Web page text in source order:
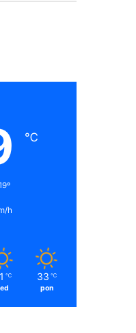
℃
h
℃ 33 ℃
pon